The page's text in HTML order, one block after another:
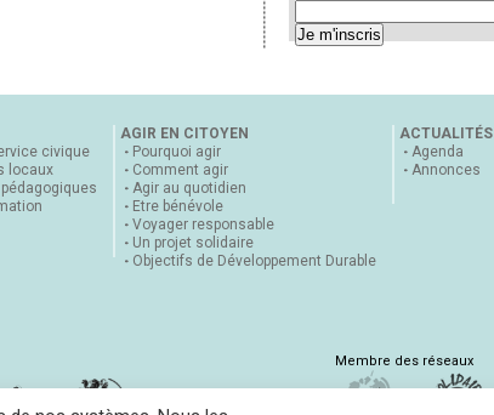
civique
locaux
AGIR EN CITOYEN
Pourquoi agir
Comment agir
Agir au quotidien
Etre bénévole
Voyager responsable
Un projet solidaire
Objectifs de Développement Durable
ACTUALITÉS
Agenda
Annonces
Membre des réseaux